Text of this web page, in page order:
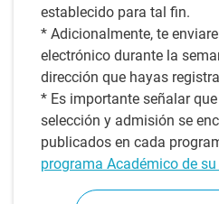
establecido para tal fin.
* Adicionalmente, te
electrónico durante la
dirección que hayas
* Es importante señalar
selección y admisión se
publicados en cada
programa Académico de su